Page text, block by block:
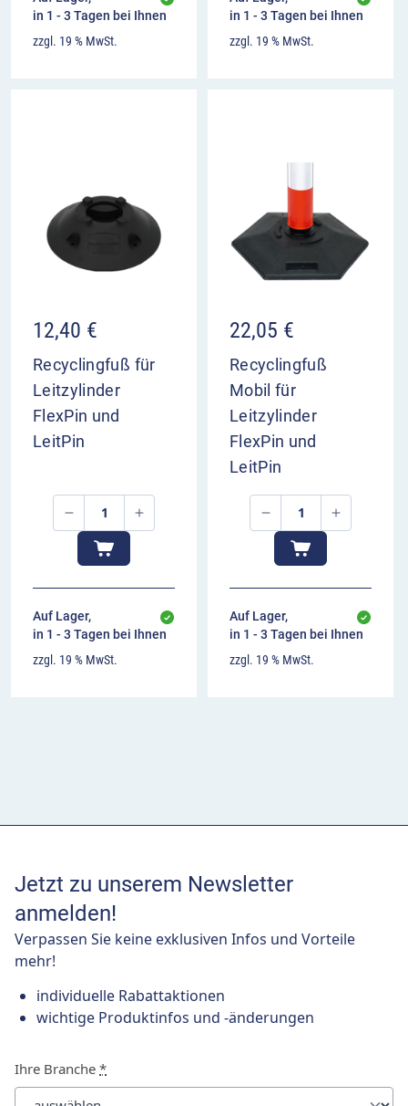
in 1 - 3 Tagen bei Ihnen
zzgl. 19 % MwSt.
in 1 - 3 Tagen bei Ihnen
zzgl. 19 % MwSt.
12,40 €
Recyclingfuß für
Leitzylinder
FlexPin und
LeitPin
Auf Lager,
in 1 - 3 Tagen bei Ihnen
zzgl. 19 % MwSt.
22,05 €
Recyclingfuß
Mobil für
Leitzylinder
FlexPin und
LeitPin
Auf Lager,
in 1 - 3 Tagen bei Ihnen
zzgl. 19 % MwSt.
Jetzt zu unserem Newsletter
anmelden!
Verpassen Sie keine exklusiven Infos und Vorteile
mehr!
individuelle Rabattaktionen
wichtige Produktinfos und -änderungen
Ihre Branche *